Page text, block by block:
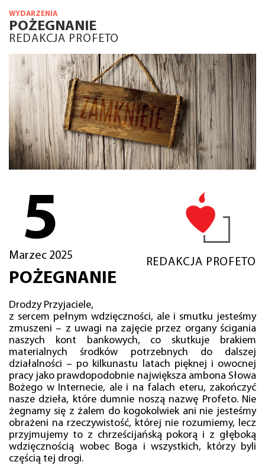
WYDARZENIA
POŻEGNANIE
REDAKCJA PROFETO
5
Marzec 2025
REDAKCJA PROFETO
POŻEGNANIE
Drodzy Przyjaciele,
z sercem pełnym wdzięczności, ale i smutku jesteśmy
zmuszeni – z uwagi na zajęcie przez organy ścigania
naszych kont bankowych, co skutkuje brakiem
materialnych środków potrzebnych do dalszej
działalności – po kilkunastu latach pięknej i owocnej
pracy jako prawdopodobnie największa ambona Słowa
Bożego w Internecie, ale i na falach eteru, zakończyć
nasze dzieła, które dumnie noszą nazwę Profeto. Nie
żegnamy się z żalem do kogokolwiek ani nie jesteśmy
obrażeni na rzeczywistość, której nie rozumiemy, lecz
przyjmujemy to z chrześcijańską pokorą i z głęboką
wdzięcznością wobec Boga i wszystkich, którzy byli
częścią tej drogi.